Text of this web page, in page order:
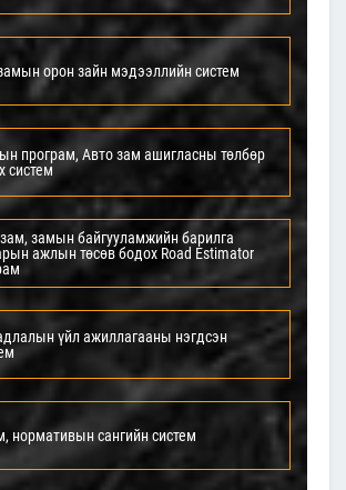
орон зайн мэдээллийн систем
програм, Авто зам ашигласны төлбөр
систем
замын байгууламжийн барилга
ажлын төсөв бодох Road Estimator
үйл ажиллагааны нэгдсэн
нормативын сангийн систем